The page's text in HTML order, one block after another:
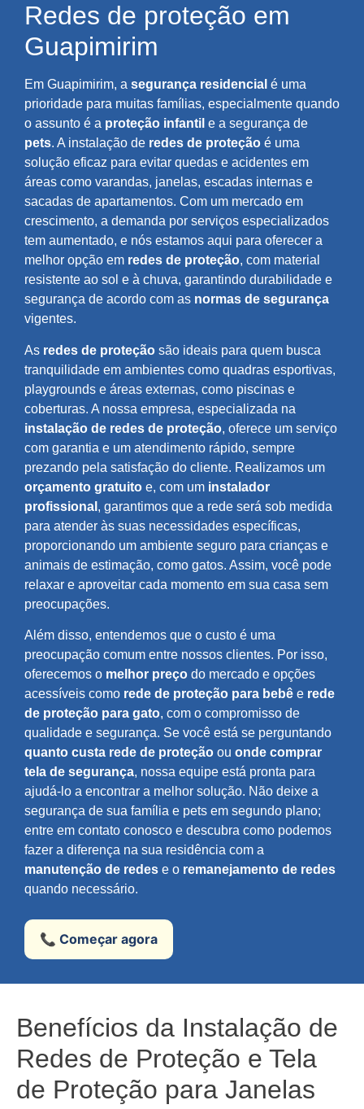
Redes de proteção em
Guapimirim
Em Guapimirim, a segurança residencial é uma
prioridade para muitas famílias, especialmente quando
o assunto é a proteção infantil e a segurança de
pets. A instalação de redes de proteção é uma
solução eficaz para evitar quedas e acidentes em
áreas como varandas, janelas, escadas internas e
sacadas de apartamentos. Com um mercado em
crescimento, a demanda por serviços especializados
tem aumentado, e nós estamos aqui para oferecer a
melhor opção em redes de proteção, com material
resistente ao sol e à chuva, garantindo durabilidade e
segurança de acordo com as normas de segurança
vigentes.
As redes de proteção são ideais para quem busca
tranquilidade em ambientes como quadras esportivas,
playgrounds e áreas externas, como piscinas e
coberturas. A nossa empresa, especializada na
instalação de redes de proteção, oferece um serviço
com garantia e um atendimento rápido, sempre
prezando pela satisfação do cliente. Realizamos um
orçamento gratuito e, com um instalador
profissional , garantimos que a rede será sob medida
para atender às suas necessidades específicas,
proporcionando um ambiente seguro para crianças e
animais de estimação, como gatos. Assim, você pode
relaxar e aproveitar cada momento em sua casa sem
preocupações.
Além disso, entendemos que o custo é uma
preocupação comum entre nossos clientes. Por isso,
oferecemos o melhor preço do mercado e opções
acessíveis como rede de proteção para bebê e rede
de proteção para gato, com o compromisso de
qualidade e segurança. Se você está se perguntando
quanto custa rede de proteção ou onde comprar
tela de segurança, nossa equipe está pronta para
ajudá-lo a encontrar a melhor solução. Não deixe a
segurança de sua família e pets em segundo plano;
entre em contato conosco e descubra como podemos
fazer a diferença na sua residência com a
manutenção de redes e o remanejamento de redes
quando necessário.
📞 Começar agora
Benefícios da Instalação de
Redes de Proteção e Tela
de Proteção para Janelas